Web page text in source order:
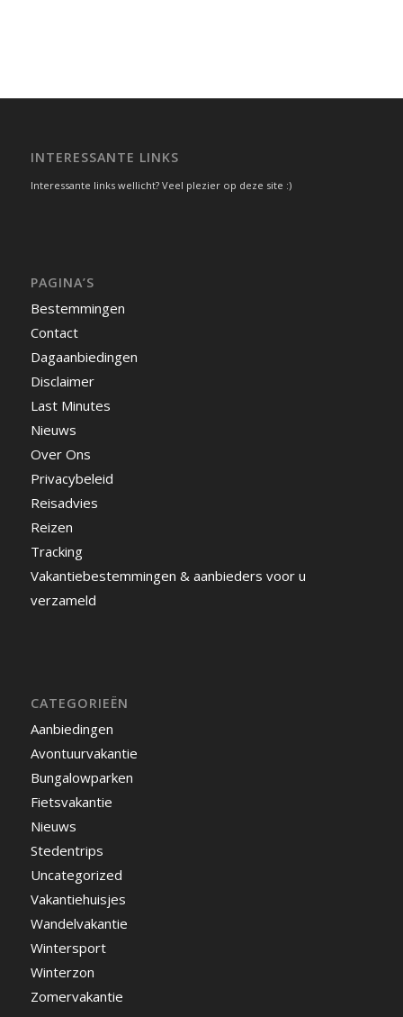
INTERESSANTE LINKS
Interessante links wellicht? Veel plezier op deze site :)
PAGINA’S
Bestemmingen
Contact
Dagaanbiedingen
Disclaimer
Last Minutes
Nieuws
Over Ons
Privacybeleid
Reisadvies
Reizen
Tracking
Vakantiebestemmingen & aanbieders voor u
verzameld
CATEGORIEËN
Aanbiedingen
Avontuurvakantie
Bungalowparken
Fietsvakantie
Nieuws
Stedentrips
Uncategorized
Vakantiehuisjes
Wandelvakantie
Wintersport
Winterzon
Zomervakantie